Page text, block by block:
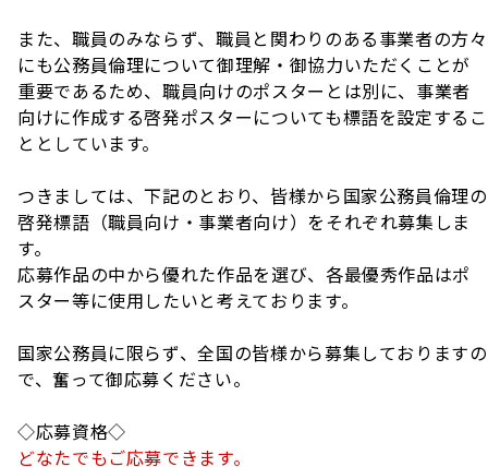
また、職員のみならず、職員と関わりのある事業者の方々
にも公務員倫理について御理解・御協力いただくことが
重要であるため、職員向けのポスターとは別に、事業者
向けに作成する啓発ポスターについても標語を設定するこ
ととしています。
つきましては、下記のとおり、皆様から国家公務員倫理の
啓発標語（職員向け・事業者向け）をそれぞれ募集しま
す。
応募作品の中から優れた作品を選び、各最優秀作品はポ
スター等に使用したいと考えております。
国家公務員に限らず、全国の皆様から募集しておりますの
で、奮って御応募ください。
◇応募資格◇
どなたでもご応募できます。